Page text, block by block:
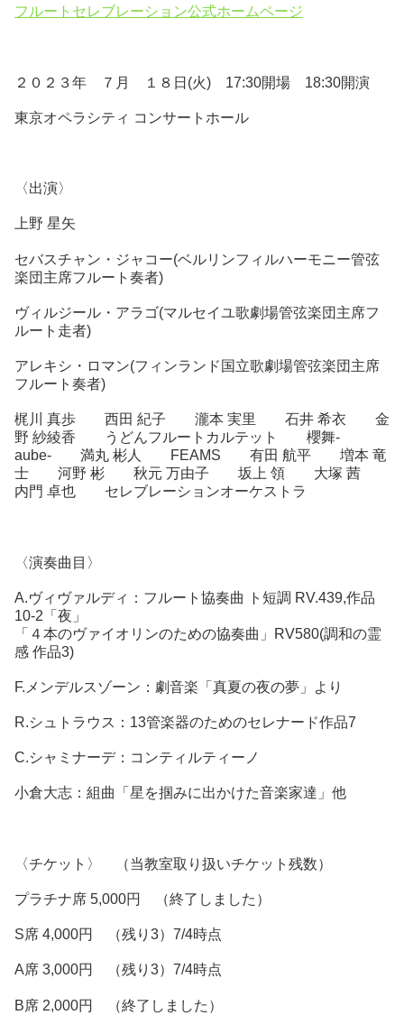
フルートセレブレーション公式ホームページ
２０２３年 ７月 １８日(火) 17:30開場 18:30開演
東京オペラシティ コンサートホール
〈出演〉
上野 星矢
セバスチャン・ジャコー(ベルリンフィルハーモニー管弦
楽団主席フルート奏者)
ヴィルジール・アラゴ(マルセイユ歌劇場管弦楽団主席フ
ルート走者)
アレキシ・ロマン(フィンランド国立歌劇場管弦楽団主席
フルート奏者)
梶川 真歩 西田 紀子 瀧本 実里 石井 希衣 金
野 紗綾香 うどんフルートカルテット 櫻舞-
aube- 満丸 彬人 FEAMS 有田 航平 増本 竜
士 河野 彬 秋元 万由子 坂上 領 大塚 茜
内門 卓也 セレブレーションオーケストラ
〈演奏曲目〉
A.ヴィヴァルディ：フルート協奏曲 ト短調 RV.439,作品
10-2「夜」
「４本のヴァイオリンのための協奏曲」RV580(調和の霊
感 作品3)
F.メンデルスゾーン：劇音楽「真夏の夜の夢」より
R.シュトラウス：13管楽器のためのセレナード作品7
C.シャミナーデ：コンティルティーノ
小倉大志：組曲「星を掴みに出かけた音楽家達」他
〈チケット〉 （当教室取り扱いチケット残数）
プラチナ席 5,000円 （終了しました）
S席 4,000円 （残り3）7/4時点
A席 3,000円 （残り3）7/4時点
B席 2,000円 （終了しました）